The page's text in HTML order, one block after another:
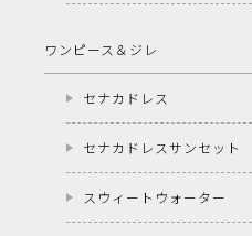
ワンピース＆ジレ
セナカドレス
セナカドレスサンセット
スウィートウォーター